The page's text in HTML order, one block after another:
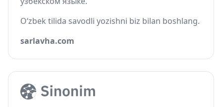
O‘zbek tilida savodli yozishni biz bilan boshlang.
sarlavha.com